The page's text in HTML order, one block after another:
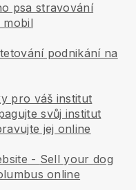
psa stravování
mobil
podnikání na
pro váš institut
svůj institut
jej online
- Sell your dog
online